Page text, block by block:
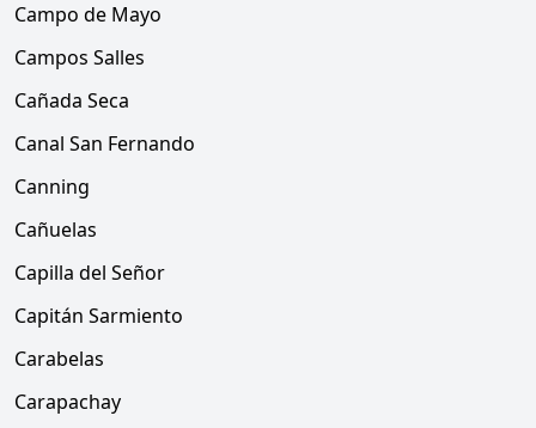
Campo de Mayo
Campos Salles
Cañada Seca
Canal San Fernando
Canning
Cañuelas
Capilla del Señor
Capitán Sarmiento
Carabelas
Carapachay